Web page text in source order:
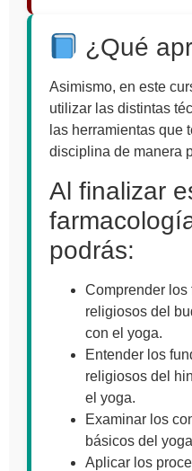
¿Qué
Asimismo, en este
utilizar las distintas
las herramientas que
disciplina de manera
Al finalizar
podrás:
Comprender los
religiosos del
con el yoga.
Entender los
religiosos del
el yoga.
Examinar los
básicos del
Aplicar los